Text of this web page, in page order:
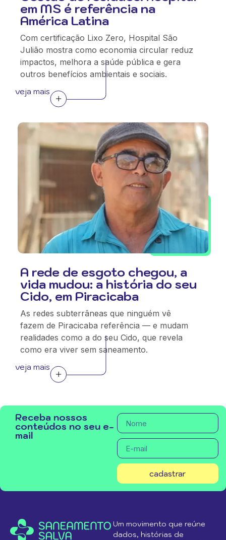
em MS é referência na
América Latina
Com certificação Lixo Zero, Hospital São
Julião mostra como economia circular reduz
impactos, melhora a saúde pública e gera
outros benefícios ambientais e sociais.
veja mais
A rede de esgoto chegou, a
vida mudou: a história do seu
Cido, em Piracicaba
As redes subterrâneas que ninguém vê
fazem de Piracicaba referência — e mudam
realidades como a do seu Cido, que revela
como era viver sem saneamento.
veja mais
Receba nossos
conteúdos no seu e-
mail
cadastrar
Um movimento que reúne
dados, histórias de